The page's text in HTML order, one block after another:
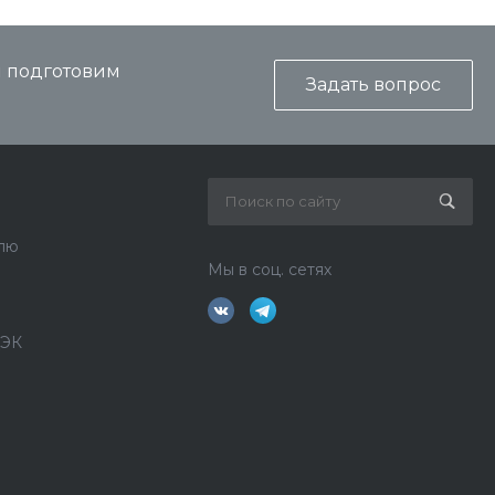
подготовим
Задать вопрос
Мы в соц. сетях